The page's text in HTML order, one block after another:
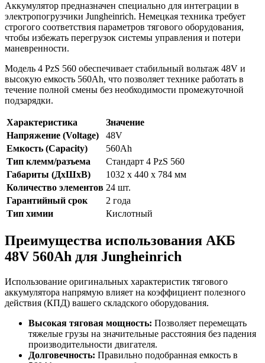
Аккумулятор предназначен специально для интеграции в
электропогрузчики Jungheinrich. Немецкая техника требует
строгого соответствия параметров тягового оборудования,
чтобы избежать перегрузок системы управления и потери
маневренности.
Модель 4 PzS 560 обеспечивает стабильный вольтаж 48V и
высокую емкость 560Ah, что позволяет технике работать в
течение полной смены без необходимости промежуточной
подзарядки.
Характеристика
Значение
Напряжение (Voltage)
48V
Емкость (Capacity)
560Ah
Тип клемм/разъема
Стандарт 4 PzS 560
Габариты (ДхШхВ)
1032 x 440 x 784 мм
Количество элементов 24 шт.
Гарантийный срок
2 года
Тип химии
Кислотный
Преимущества использования АКБ
48V 560Ah для Jungheinrich
Использование оригинальных характеристик тягового
аккумулятора напрямую влияет на коэффициент полезного
действия (КПД) вашего складского оборудования.
Высокая тяговая мощность: Позволяет перемещать
тяжелые грузы на значительные расстояния без падения
производительности двигателя.
Долговечность: Правильно подобранная емкость в